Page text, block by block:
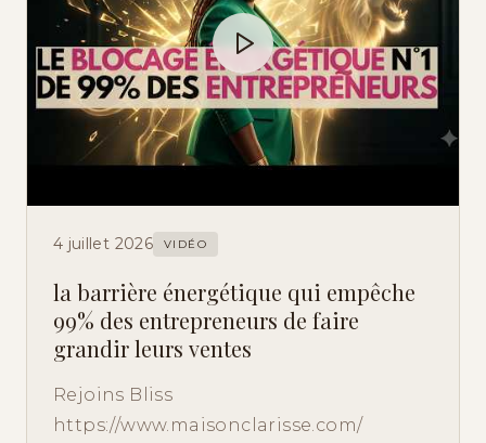
4 juillet 2026 VIDÉO
la barrière énergétique qui empêche
99% des entrepreneurs de faire
grandir leurs ventes
Rejoins Bliss
https://www.maisonclarisse.com/